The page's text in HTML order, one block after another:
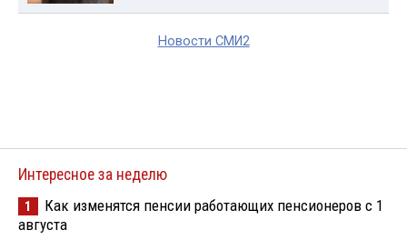
Новости СМИ2
Интересное за неделю
1
Как изменятся пенсии работающих пенсионеров с 1
августа